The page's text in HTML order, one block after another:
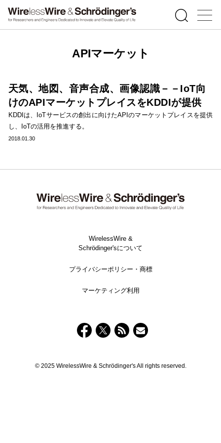
APIマーケット
天気、地図、音声合成、画像認識－－IoT向
けのAPIマーケットプレイスをKDDIが提供
KDDIは、IoTサービスの創出に向けたAPIのマーケットプレイスを提供
し、IoTの活用を推進する。
2018.01.30
WirelessWire &
Schrödinger'sについて
プライバシーポリシー・商標
マーケティング利用
© 2025 WirelessWire & Schrödinger's All rights reserved.